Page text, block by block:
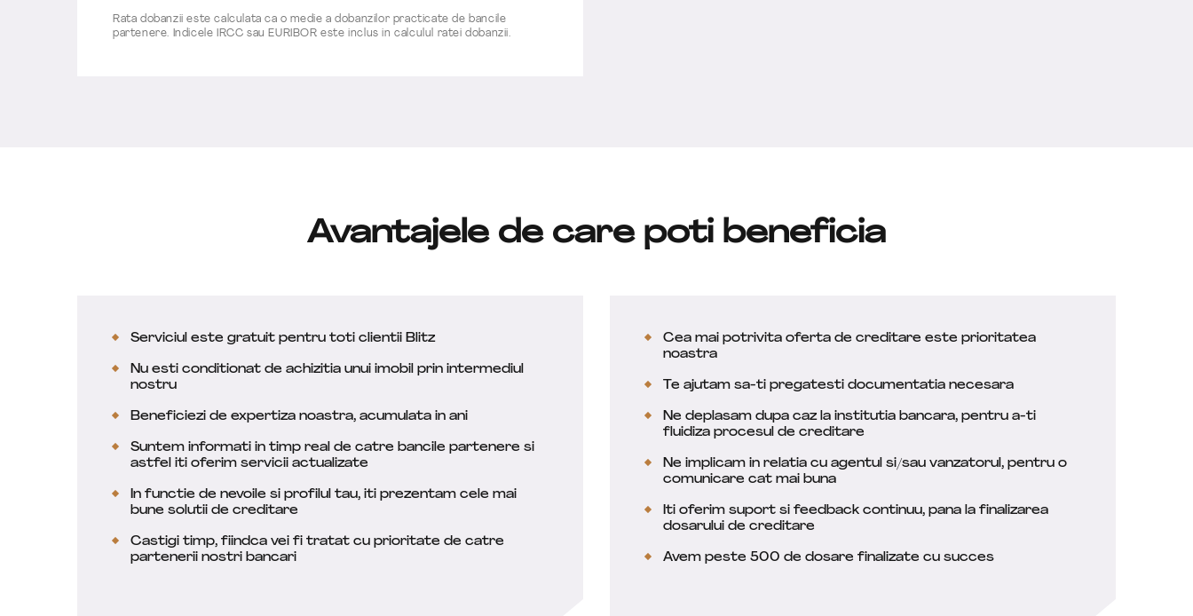
Rata dobanzii este calculata ca o medie a dobanzilor practicate de bancile
partenere. Indicele IRCC sau EURIBOR este inclus in calculul ratei dobanzii.
Avantajele de care poti beneficia
Serviciul este gratuit pentru toti clientii Blitz
Nu esti conditionat de achizitia unui imobil prin intermediul
nostru
Beneficiezi de expertiza noastra, acumulata in ani
Suntem informati in timp real de catre bancile partenere si
astfel iti oferim servicii actualizate
In functie de nevoile si profilul tau, iti prezentam cele mai
bune solutii de creditare
Castigi timp, fiindca vei fi tratat cu prioritate de catre
partenerii nostri bancari
Cea mai potrivita oferta de creditare este prioritatea
noastra
Te ajutam sa-ti pregatesti documentatia necesara
Ne deplasam dupa caz la institutia bancara, pentru a-ti
fluidiza procesul de creditare
Ne implicam in relatia cu agentul si/sau vanzatorul, pentru o
comunicare cat mai buna
Iti oferim suport si feedback continuu, pana la finalizarea
dosarului de creditare
Avem peste 500 de dosare finalizate cu succes